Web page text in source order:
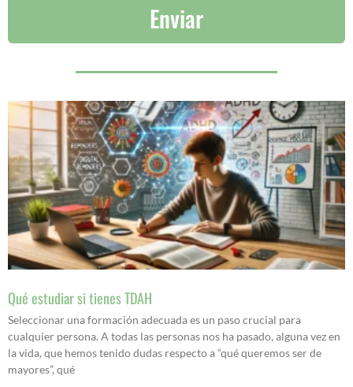
Enviar
Qué estudiar si tienes TDAH
Seleccionar una formación adecuada es un paso crucial para
cualquier persona. A todas las personas nos ha pasado, alguna vez en
la vida, que hemos tenido dudas respecto a “qué queremos ser de
mayores”, qué